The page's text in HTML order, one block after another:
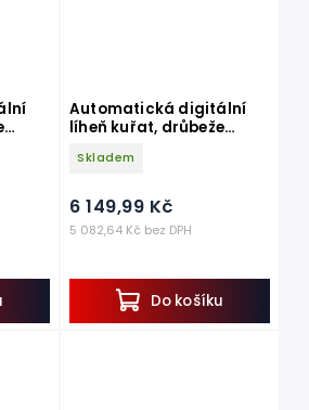
Automatická digitální
líheň kuřat, drůbeže
Skladem
5 082,64 Kč bez DPH
6 149,99 Kč
Do košíku